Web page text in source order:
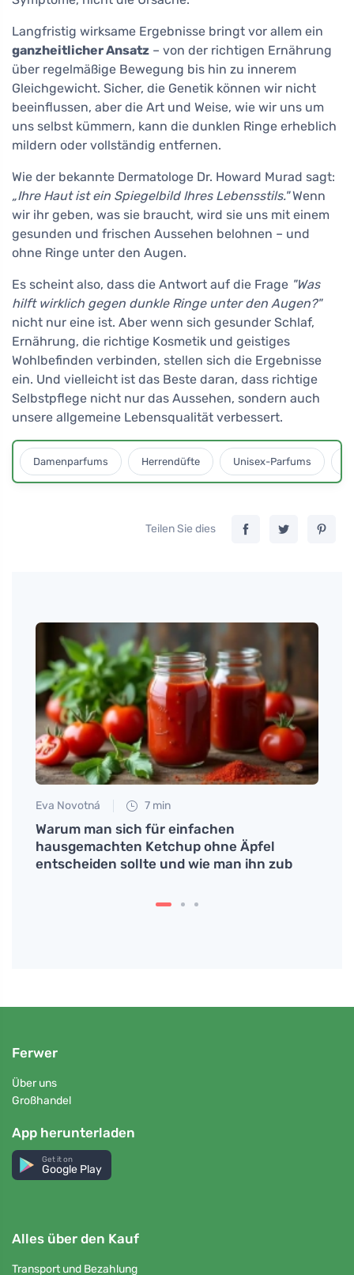
Langfristig wirksame Ergebnisse bringt vor allem ein
ganzheitlicher Ansatz – von der richtigen Ernährung
über regelmäßige Bewegung bis hin zu innerem
Gleichgewicht. Sicher, die Genetik können wir nicht
beeinflussen, aber die Art und Weise, wie wir uns um
uns selbst kümmern, kann die dunklen Ringe erheblich
mildern oder vollständig entfernen.
Wie der bekannte Dermatologe Dr. Howard Murad sagt:
„Ihre Haut ist ein Spiegelbild Ihres Lebensstils."Wenn
wir ihr geben, was sie braucht, wird sie uns mit einem
gesunden und frischen Aussehen belohnen – und
ohne Ringe unter den Augen.
Es scheint also, dass die Antwort auf die Frage "Was
hilft wirklich gegen dunkle Ringe unter den Augen?"
nicht nur eine ist. Aber wenn sich gesunder Schlaf,
Ernährung, die richtige Kosmetik und geistiges
Wohlbefinden verbinden, stellen sich die Ergebnisse
ein. Und vielleicht ist das Beste daran, dass richtige
Selbstpflege nicht nur das Aussehen, sondern auch
unsere allgemeine Lebensqualität verbessert.
Damenparfums Herrendüfte Unisex-Parfums
Teilen Sie dies
Eva Novotná 7 min
Warum man sich für einfachen
hausgemachten Ketchup ohne Äpfel
entscheiden sollte und wie man ihn zub
Ferwer
Über uns
Großhandel
App herunterladen
Get it on
Google Play
Alles über den Kauf
Transport und Bezahlung